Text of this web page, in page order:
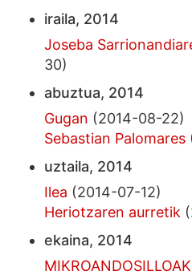
iraila, 2014
Joseba
30)
abuztua, 2014
Gugan (2014-08-22)
Sebastian Palomares
uztaila, 2014
Ilea (2014-07-12)
Heriotzaren aurretik
ekaina, 2014